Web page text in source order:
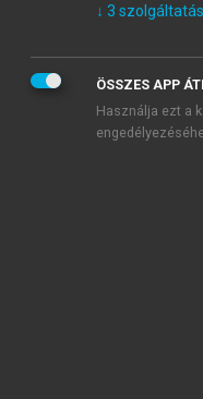
↓ 3 szolgáltatás
ÖSSZES APP
Használja ezt a